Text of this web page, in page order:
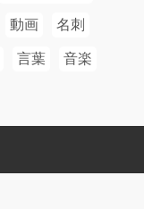
動画 名刺
言葉 音楽